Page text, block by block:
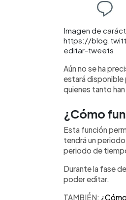
Imagen de
https://
editar-tweets
Aún no se ha
estará disponible
quienes tanto
¿Cómo
Esta función
tendrá un
periodo de
Durante la fase
poder editar.
TAMBIÉN: